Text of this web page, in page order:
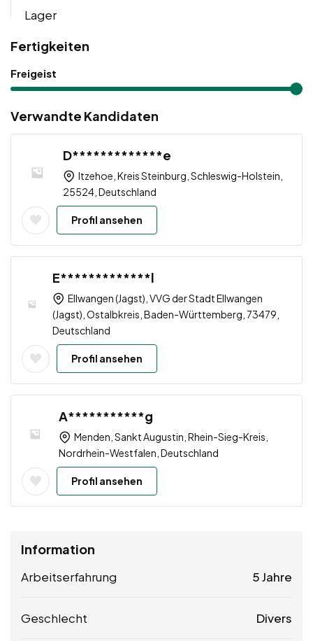
Lager
Fertigkeiten
Freigeist
Verwandte Kandidaten
D*************e
Itzehoe, Kreis Steinburg, Schleswig-Holstein,
25524, Deutschland
Profil ansehen
E*************l
Ellwangen (Jagst), VVG der Stadt Ellwangen
(Jagst), Ostalbkreis, Baden-Württemberg, 73479,
Deutschland
Profil ansehen
A***********g
Menden, Sankt Augustin, Rhein-Sieg-Kreis,
Nordrhein-Westfalen, Deutschland
Profil ansehen
Information
Arbeitserfahrung 5 Jahre
Geschlecht Divers